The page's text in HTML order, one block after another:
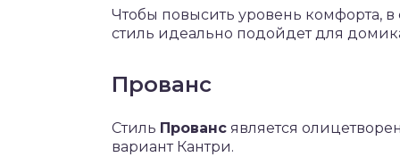
Чтобы повысить уровень комфорта,
стиль идеально подойдет для
Прованс
Стиль Прованс является
вариант Кантри.